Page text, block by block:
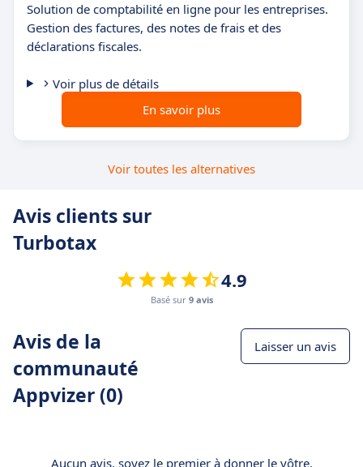
Solution de comptabilité en ligne pour les entreprises.
Gestion des factures, des notes de frais et des
déclarations fiscales.
Voir plus de détails
En savoir plus
Voir toutes les alternatives
Avis clients sur
Turbotax
4.9
Basé sur 9 avis
Avis de la
communauté
Appvizer (0)
Laisser un avis
Aucun avis, soyez le premier à donner le vôtre.